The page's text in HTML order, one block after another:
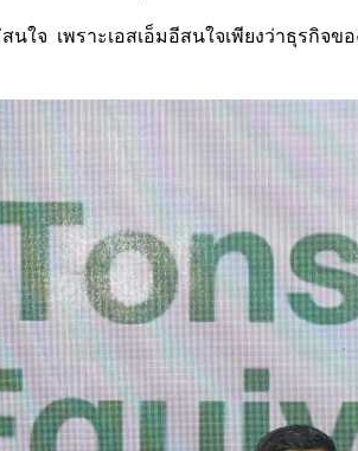
ใจ เพราะเอสเอ็มอีสนใจเพียงว่าธุรกิจ